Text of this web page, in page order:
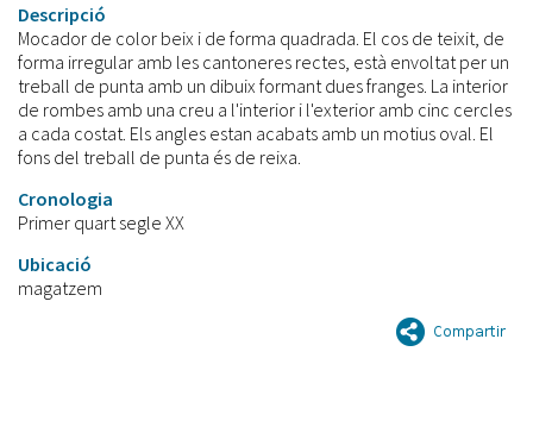
Descripció
Mocador de color beix i de forma quadrada. El cos de teixit, de
forma irregular amb les cantoneres rectes, està envoltat per un
treball de punta amb un dibuix formant dues franges. La interior
de rombes amb una creu a l'interior i l'exterior amb cinc cercles
a cada costat. Els angles estan acabats amb un motius oval. El
fons del treball de punta és de reixa.
Cronologia
Primer quart segle XX
Ubicació
magatzem